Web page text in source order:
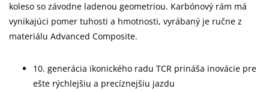
koleso so závodne ladenou geometriou. Karbónový rám má
vynikajúci pomer tuhosti a hmotnosti, vyrábaný je ručne z
materiálu Advanced Composite.
10. generácia ikonického radu TCR prináša inovácie pre
ešte rýchlejšiu a precíznejšiu jazdu